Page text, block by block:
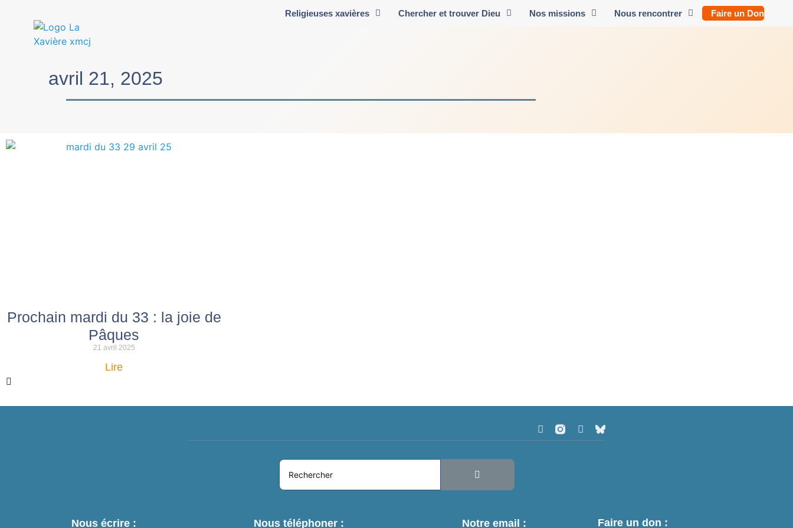
Religieuses xavières Chercher et trouver Dieu Nos missions Nous rencontrer Faire un Don
avril 21, 2025
Prochain mardi du 33 : la joie de
Pâques
21 avril 2025
Lire
Nous écrire : Nous téléphoner : Notre email : Faire un don :